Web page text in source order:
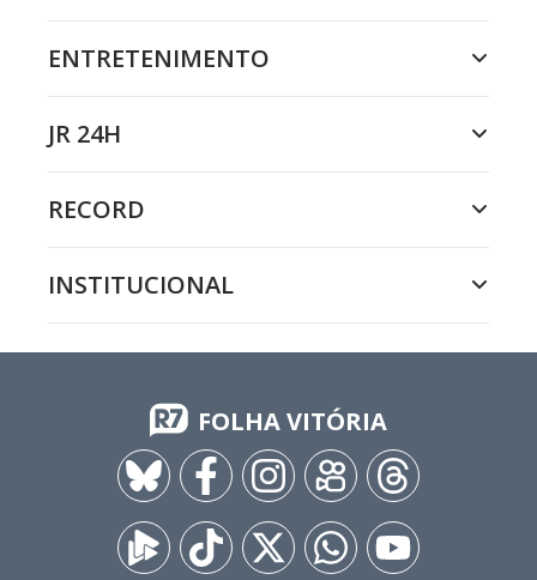
ENTRETENIMENTO
JR 24H
RECORD
INSTITUCIONAL
FOLHA VITÓRIA